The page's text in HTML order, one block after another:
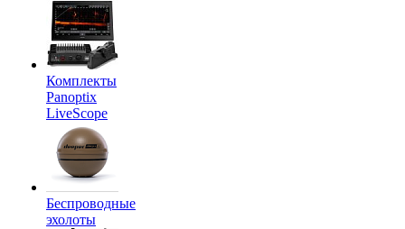
Комплекты
Panoptix
LiveScope
Беспроводные
эхолоты